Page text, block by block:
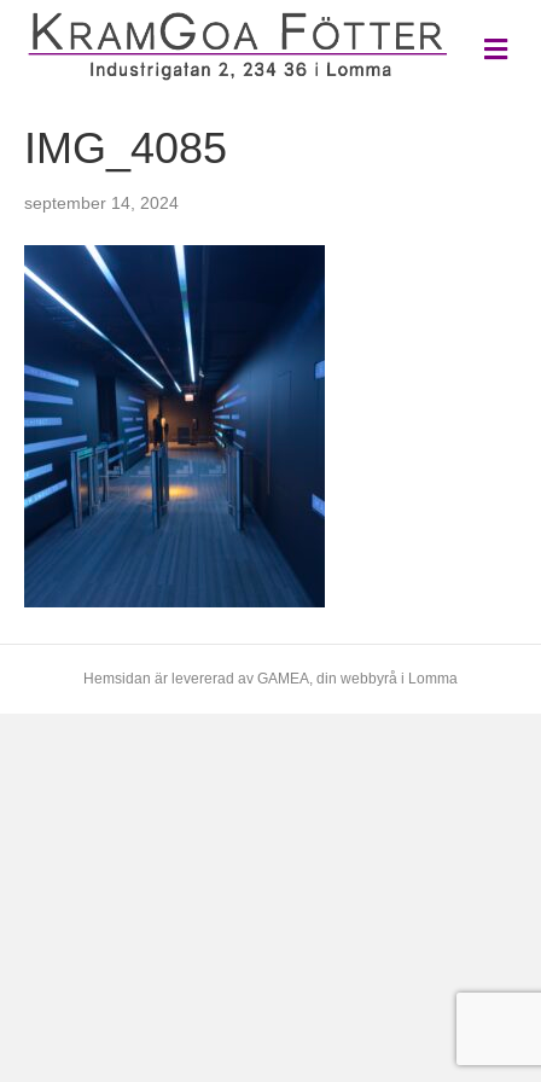
M
e
IMG_4085
september 14, 2024
Hemsidan är levererad av GAMEA, din webbyrå i Lomma